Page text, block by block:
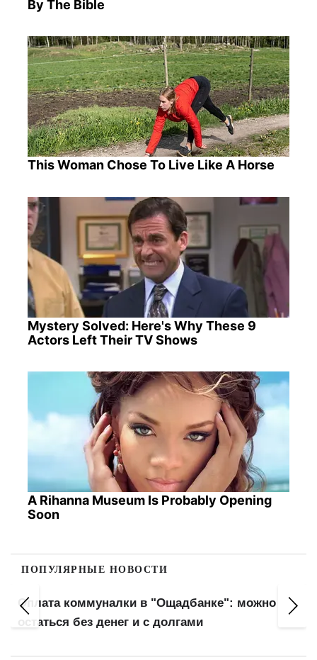
By The Bible
This Woman Chose To Live Like A Horse
Mystery Solved: Here's Why These 9
Actors Left Their TV Shows
A Rihanna Museum Is Probably Opening
Soon
ПОПУЛЯРНЫЕ НОВОСТИ
Оплата коммуналки в "Ощадбанке": можно
остаться без денег и с долгами